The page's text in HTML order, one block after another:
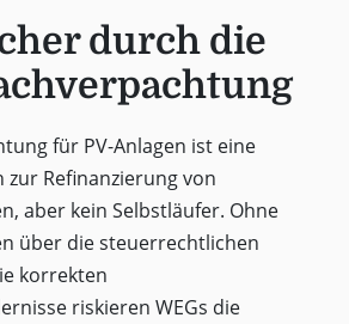
durch die
für PV-Anlagen ist eine
Refinanzierung von
aber kein Selbstläufer. Ohne
über die steuerrechtlichen
korrekten
riskieren WEGs die